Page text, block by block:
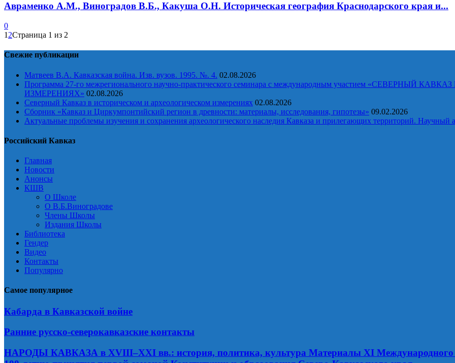
Авраменко А.М., Виноградов В.Б., Какуша О.Н. Историческая география Краснодарского края и...
0
1 2Страница 1 из 2
Свежие публикации
Матвеев В.А. Кавказская война. Изв. вузов. 1995. №. 4. 02.08.2026
Программа 27-го межрегионального научно-практического семинара с международным участием
ИЗМЕРЕНИЯХ» 02.08.2026
Северный Кавказ в историческом и археологическом измерениях 02.08.2026
Сборник «Кавказ и Циркумпонтийский регион в древности: материалы, исследования, гипотезы» 09.02.2026
Актуальные проблемы изучения и сохранения археологического наследия Кавказа и прилегающих территорий. Научный
Российский Кавказ
Главная
Новости
Анонсы
КШВ
О Школе
О В.Б.Виноградове
Члены Школы
Издания Школы
Библиотека
Гендер
Видео
Контакты
Популярно
Самое популярное
Кабарда в Кавказской войне
Ранние русско-северокавказские контакты
НАРОДЫ КАВКАЗА в XVIII–XXI вв.: история, политика, культура Материалы XI Международного